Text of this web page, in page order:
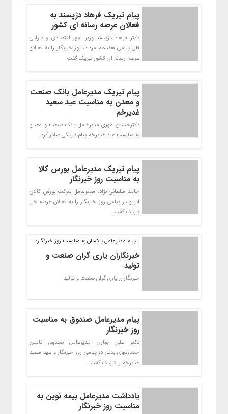
پیام تبریک فرهاد دژپسند به
فعالان عرصه رسانه ای کشور
دکتر فرهاد دژپسند وزیر امور اقتصادی و دارایی
طی پیامی هفدهم مرداد، روز خبرنگار را به فعالان
عرصه رسانه ای کشور تبریک گفت.
پیام تبریک مدیرعامل بانک صنعت
و معدن به مناسبت عید سعید
غدیرخم
دكترحسين مهری مديرعامل بانك صنعت و معدن
به مناسبت عيد غديرخم پيام تبريكی صادر كرد.
پیام تبریک مدیرعامل بورس کالا
به مناسبت روز خبرنگار
حامد سلطانی نژاد، مدیرعامل شرکت بورس کالای
ایران در پیامی روز خبرنگار را به فعالان عرصه خبر
تبریک گفت.
پیام مدیرعامل پاکسان به مناسبت روز خبرنگار؛
خبرنگاران یاری گران صنعت و
تولید
خبرنگاران یاری گران صنعت و تولید
پیام مدیرعامل صندوق به مناسبت
روز خبرنگار
دکتر علي جباري مديرعامل صندوق تامين
خسارتهاى بدنى در پيامى روز خبرنگار و عيد سعيد
غديرخم را تبريك گفت.
یادداشت مدیرعامل بیمه نوین به
مناسبت روز خبرنگار